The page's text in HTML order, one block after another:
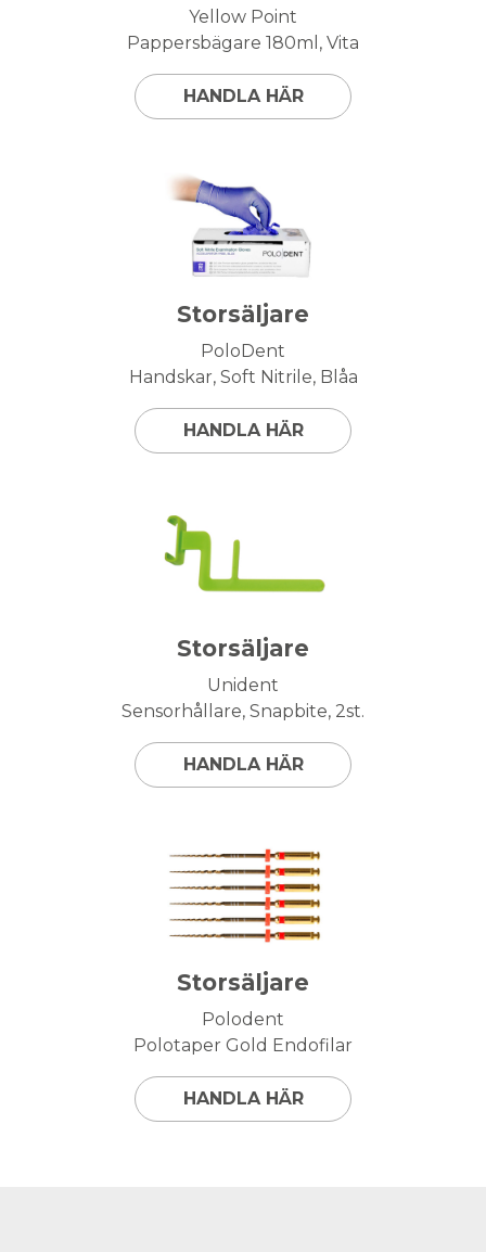
Yellow Point
Pappersbägare 180ml, Vita
HANDLA HÄR
Storsäljare
PoloDent
Handskar, Soft Nitrile, Blåa
HANDLA HÄR
Storsäljare
Unident
Sensorhållare, Snapbite, 2st.
HANDLA HÄR
Storsäljare
Polodent
Polotaper Gold Endofilar
HANDLA HÄR